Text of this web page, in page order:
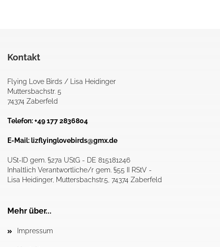
Kontakt
Flying Love Birds / Lisa Heidinger
Muttersbachstr. 5
74374 Zaberfeld
Telefon: +49 177 2836804
E-Mail: lizflyinglovebirds@gmx.de
USt-ID gem. §27a UStG - DE 815181246
Inhaltlich Verantwortliche/r gem. §55 II RStV -
Lisa Heidinger, Muttersbachstr.5, 74374 Zaberfeld
Mehr über...
Impressum